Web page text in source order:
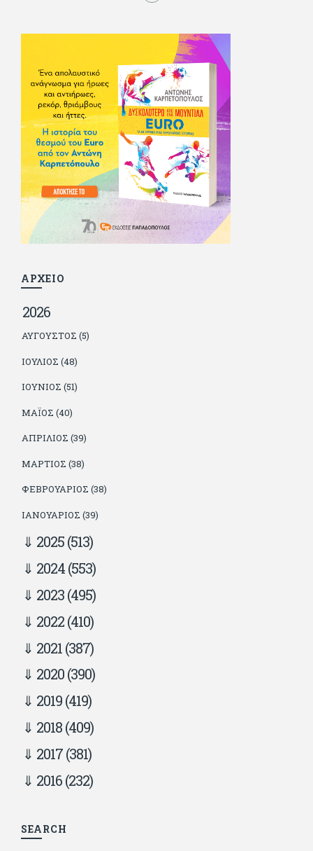
ταινίες κι έγραφε και στο περιοδικό Σινεμά, είχε κάποιες
αισθηματικές περιπέτειες που σκόρπισαν γέλιο στους φίλους
του - αν όχι και στον ίδιο. Πήγε στρατό κανονικά στα σύνορα
και διατήρησε μια καλή σχέση με την οικογένεια του, την
οποία αισθάνεται πως διάφορες φορές έφερε σε δύσκολη
θέση. Κείμενο με την υπογραφή του πρωτοδημοσιεύτηκε στο
Φίλαθλο το 1992. Επέστρεψε οριστικά στην Ελλάδα το 1998,
δούλεψε για πολλούς (αφού δυσκολεύεται να πει όχι), και
κάποιοι, αν όχι και όλοι, τον πλήρωσαν κι έμειναν και
ευχαριστημένοι από τη συνεργασία. Σήμερα πλέον εργάζεται
στον Sport Fm (όπου έχει κλείσει εικοσαετία) και στη
Sportday. Επαίρεται ότι λίγοι έχουν δει περισσότερο
ποδόσφαιρο από τον ίδιο και θεωρεί τον εαυτό του τυχερό
γιατί είναι μέλος της γενιάς που απόλαυσε τους μεγαλύτερους
σε όλα τα σπορ. Δεν είναι παντρεμένος, αλλά θαυμάζει όσους
βρίσκουν το κουράγιο να το κάνουν. Αντίθετα από πολλούς
φίλους του δεν πληρώνει διατροφές. Ελπίζει ότι δεν έχει
παιδιά. Απειλεί ότι θα γράφει όσο υπάρχουν άνθρωποι που
ΑΡΧΕΙΟ
2026
ΑΎΓΟΥΣΤΟΣ (5)
ΙΟΎΛΙΟΣ (48)
ΙΟΎΝΙΟΣ (51)
ΜΆΙΟΣ (40)
ΑΠΡΊΛΙΟΣ (39)
ΜΆΡΤΙΟΣ (38)
ΦΕΒΡΟΥΆΡΙΟΣ (38)
ΙΑΝΟΥΆΡΙΟΣ (39)
2025(513)
2024(553)
2023(495)
2022(410)
2021(387)
2020(390)
2019(419)
2018(409)
2017(381)
2016(232)
SEARCH